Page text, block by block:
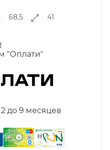
68,5 41
"Оплати"
до 9 месяцев